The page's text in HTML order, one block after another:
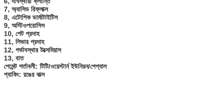
7, অ্যাসিড রিফ্লাক্স
8, এটোপিক ডার্মাটাইটিস
9, অস্টিওপরোসিস
10, পেট প্রদাহ
11, লিভার প্রদাহ
12, গর্ভাবস্থার টক্সেমিয়াস
13, বাত
পেমেন্ট শর্তাবলী: টিটি/ওয়েস্টার্ন ইউনিয়ন/পেপ্যাল
প্যাকিং: রঙের বাক্স